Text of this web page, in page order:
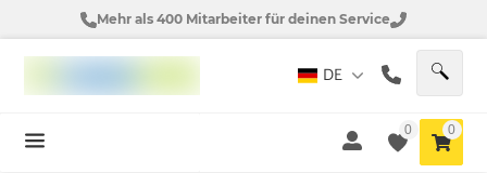
Mehr als 400 Mitarbeiter für deinen Service
DE
0 0